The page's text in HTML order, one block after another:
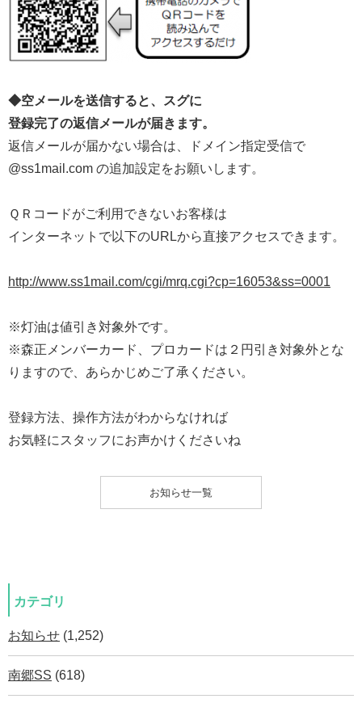
◆空メールを送信すると、スグに
登録完了の返信メールが届きます。
返信メールが届かない場合は、ドメイン指定受信で
@ss1mail.com の追加設定をお願いします。
ＱＲコードがご利用できないお客様は
インターネットで以下のURLから直接アクセスできます。
http://www.ss1mail.com/cgi/mrq.cgi?cp=16053&ss=0001
※灯油は値引き対象外です。
※森正メンバーカード、プロカードは２円引き対象外とな
りますので、あらかじめご了承ください。
登録方法、操作方法がわからなければ
お気軽にスタッフにお声かけくださいね
お知らせ一覧
カテゴリ
お知らせ (1,252)
南郷SS (618)